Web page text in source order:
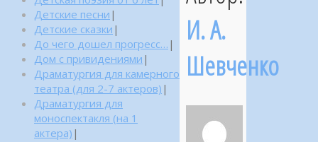
И. А.
Шевченко
Детские песни |
Детские сказки |
До чего дошел прогресс… |
Дом с привидениями |
Драматургия для камерного
театра (для 2-7 актеров) |
Драматургия для
моноспектакля (на 1
актера) |